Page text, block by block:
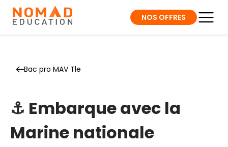
NOS OFFRES
Bac pro MAV Tle
⚓️ Embarque avec la
Marine nationale